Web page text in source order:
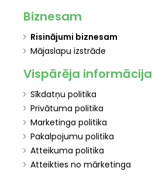
Biznesam
Risinājumi biznesam
Mājaslapu izstrāde
Vispārēja informācija
Sīkdatņu politika
Privātuma politika
Marketinga politika
Pakalpojumu politika
Atteikuma politika
Atteikties no mārketinga